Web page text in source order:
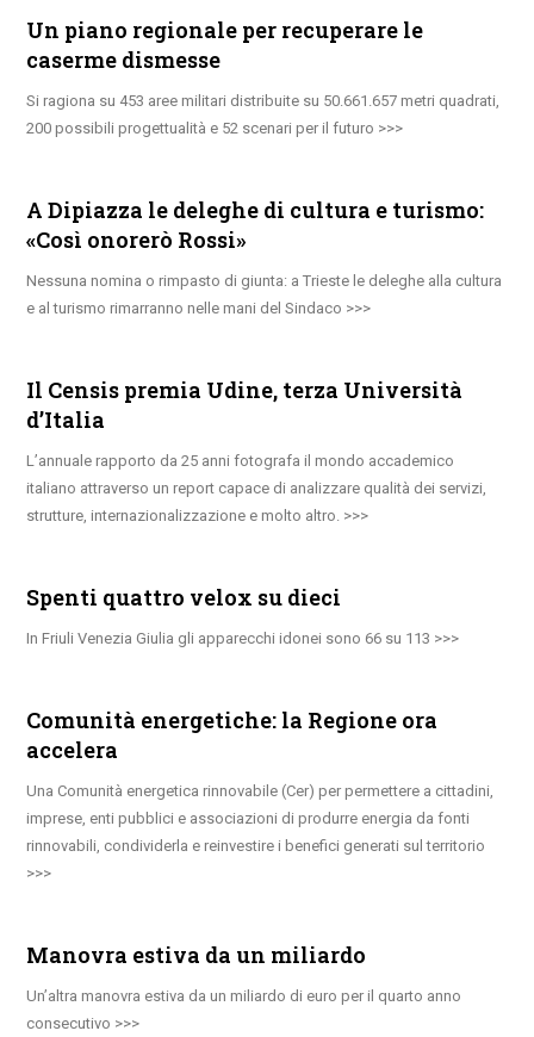
Un piano regionale per recuperare le
caserme dismesse
Si ragiona su 453 aree militari distribuite su 50.661.657 metri quadrati,
200 possibili progettualità e 52 scenari per il futuro
A Dipiazza le deleghe di cultura e turismo:
«Così onorerò Rossi»
Nessuna nomina o rimpasto di giunta: a Trieste le deleghe alla cultura
e al turismo rimarranno nelle mani del Sindaco
Il Censis premia Udine, terza Università
d’Italia
L’annuale rapporto da 25 anni fotografa il mondo accademico
italiano attraverso un report capace di analizzare qualità dei servizi,
strutture, internazionalizzazione e molto altro.
Spenti quattro velox su dieci
In Friuli Venezia Giulia gli apparecchi idonei sono 66 su 113
Comunità energetiche: la Regione ora
accelera
Una Comunità energetica rinnovabile (Cer) per permettere a cittadini,
imprese, enti pubblici e associazioni di produrre energia da fonti
rinnovabili, condividerla e reinvestire i benefici generati sul territorio
Manovra estiva da un miliardo
Un’altra manovra estiva da un miliardo di euro per il quarto anno
consecutivo